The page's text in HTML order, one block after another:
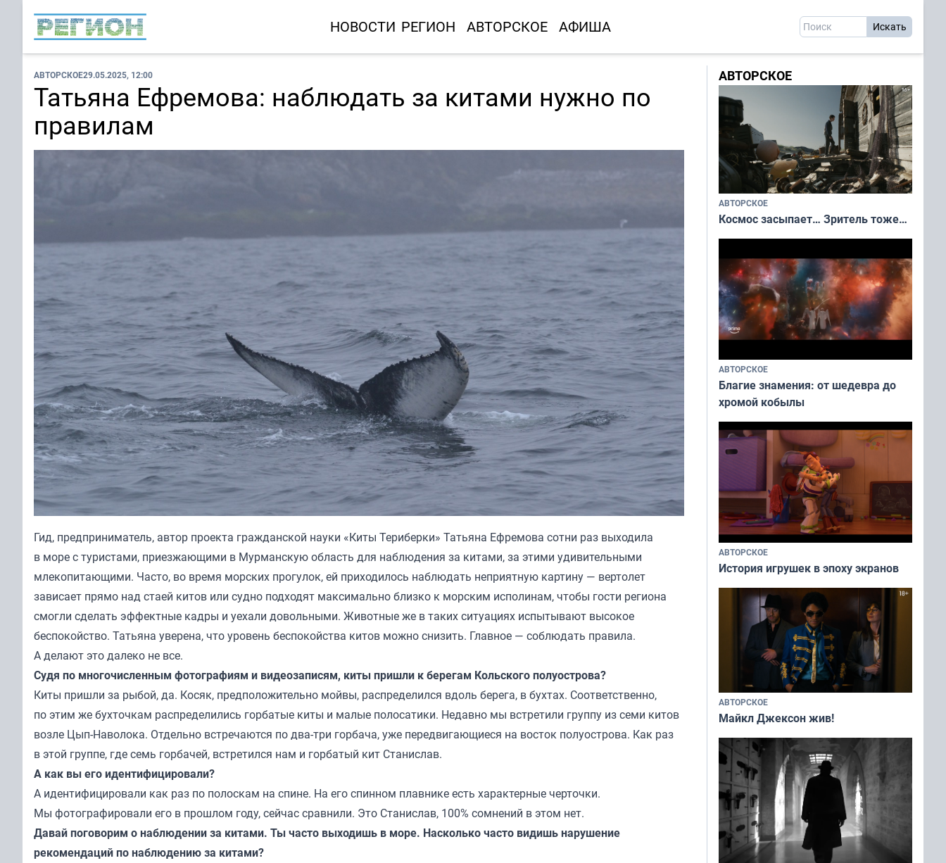
НОВОСТИ РЕГИОН АВТОРСКОЕ АФИША
АВТОРСКОЕ29.05.2025, 12:00
Татьяна Ефремова: наблюдать за китами нужно по
правилам
Гид, предприниматель, автор проекта гражданской науки «Киты Териберки» Татьяна Ефремова сотни раз выходила
в море с туристами, приезжающими в Мурманскую область для наблюдения за китами, за этими удивительными
млекопитающими. Часто, во время морских прогулок, ей приходилось наблюдать неприятную картину — вертолет
зависает прямо над стаей китов или судно подходят максимально близко к морским исполинам, чтобы гости региона
смогли сделать эффектные кадры и уехали довольными. Животные же в таких ситуациях испытывают высокое
беспокойство. Татьяна уверена, что уровень беспокойства китов можно снизить. Главное — соблюдать правила.
А делают это далеко не все.
Судя по многочисленным фотографиям и видеозаписям, киты пришли к берегам Кольского полуострова?
Киты пришли за рыбой, да. Косяк, предположительно мойвы, распределился вдоль берега, в бухтах. Соответственно,
по этим же бухточкам распределились горбатые киты и малые полосатики. Недавно мы встретили группу из семи китов
возле Цып-Наволока. Отдельно встречаются по два-три горбача, уже передвигающиеся на восток полуострова. Как раз
в этой группе, где семь горбачей, встретился нам и горбатый кит Станислав.
А как вы его идентифицировали?
А идентифицировали как раз по полоскам на спине. На его спинном плавнике есть характерные черточки.
Мы фотографировали его в прошлом году, сейчас сравнили. Это Станислав, 100% сомнений в этом нет.
Давай поговорим о наблюдении за китами. Ты часто выходишь в море. Насколько часто видишь нарушение
рекомендаций по наблюдению за китами?
АВТОРСКОЕ
АВТОРСКОЕ
Космос засыпает… Зритель тоже…
АВТОРСКОЕ
Благие знамения: от шедевра до
хромой кобылы
АВТОРСКОЕ
История игрушек в эпоху экранов
АВТОРСКОЕ
Майкл Джексон жив!